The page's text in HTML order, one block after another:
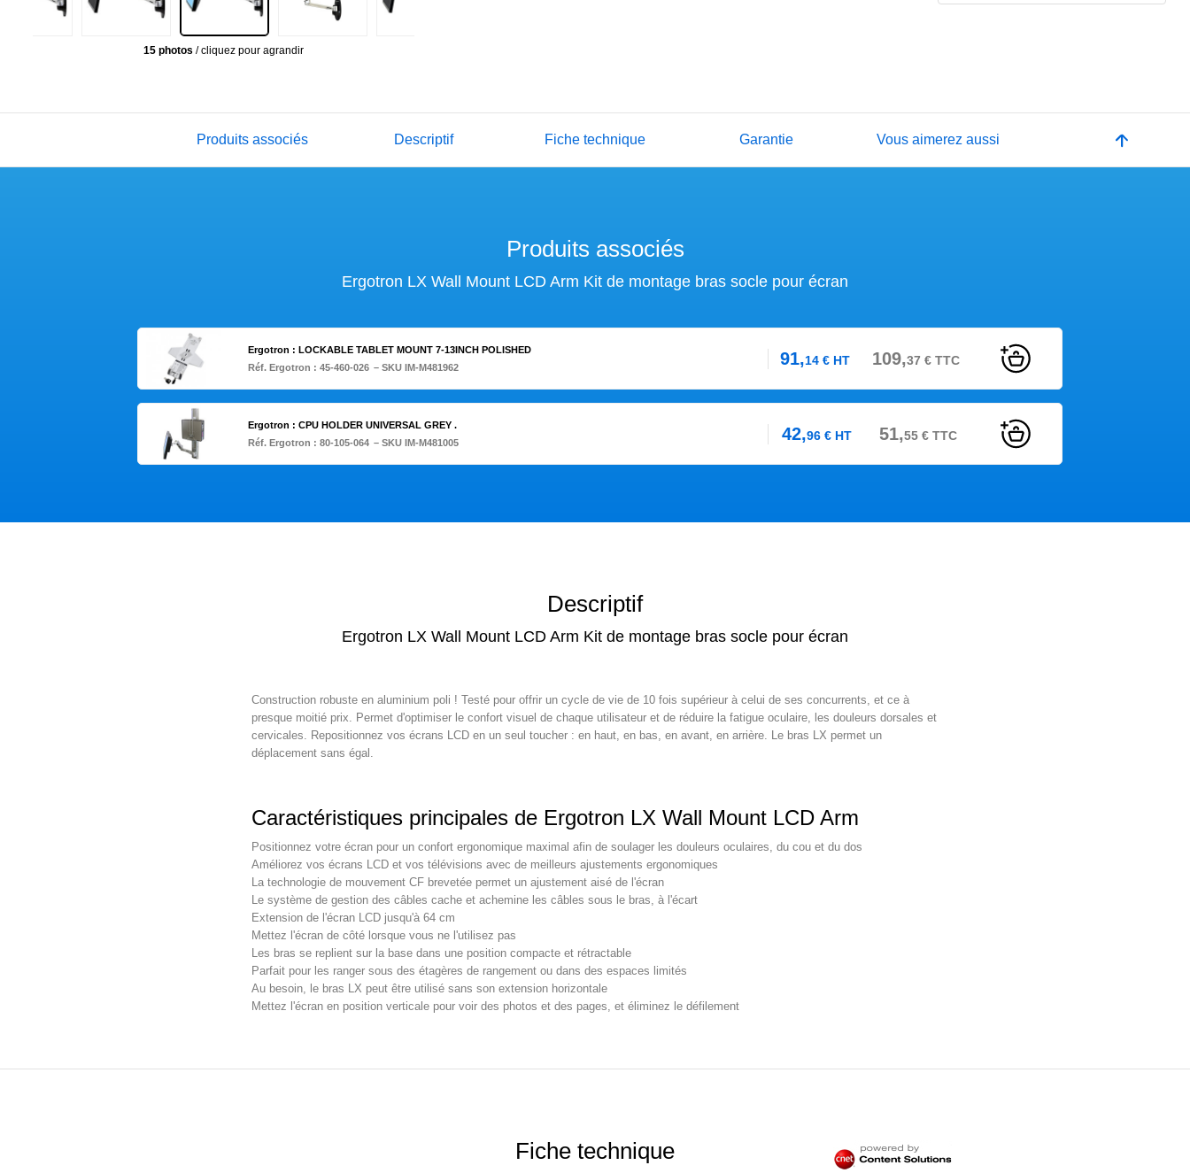
15 photos / cliquez pour agrandir
Produits associés Descriptif Fiche technique Garantie Vous aimerez aussi
Produits associés
Ergotron LX Wall Mount LCD Arm Kit de montage bras socle pour écran
Ergotron : LOCKABLE TABLET MOUNT 7-13INCH POLISHED
Réf. Ergotron : 45-460-026 – SKU IM-M481962 91,14€HT 109,37 €TTC
Ergotron : CPU HOLDER UNIVERSAL GREY .
Réf. Ergotron : 80-105-064 – SKU IM-M481005 42,96 € HT 51,55 € TTC
Descriptif
Ergotron LX Wall Mount LCD Arm Kit de montage bras socle pour écran
Construction robuste en aluminium poli ! Testé pour offrir un cycle de vie de 10 fois supérieur à celui de ses concurrents, et ce à
presque moitié prix. Permet d'optimiser le confort visuel de chaque utilisateur et de réduire la fatigue oculaire, les douleurs dorsales et
cervicales. Repositionnez vos écrans LCD en un seul toucher : en haut, en bas, en avant, en arrière. Le bras LX permet un
déplacement sans égal.
Caractéristiques principales de Ergotron LX Wall Mount LCD Arm
Positionnez votre écran pour un confort ergonomique maximal afin de soulager les douleurs oculaires, du cou et du dos
Améliorez vos écrans LCD et vos télévisions avec de meilleurs ajustements ergonomiques
La technologie de mouvement CF brevetée permet un ajustement aisé de l'écran
Le système de gestion des câbles cache et achemine les câbles sous le bras, à l'écart
Extension de l'écran LCD jusqu'à 64 cm
Mettez l'écran de côté lorsque vous ne l'utilisez pas
Les bras se replient sur la base dans une position compacte et rétractable
Parfait pour les ranger sous des étagères de rangement ou dans des espaces limités
Au besoin, le bras LX peut être utilisé sans son extension horizontale
Mettez l'écran en position verticale pour voir des photos et des pages, et éliminez le défilement
Fiche technique